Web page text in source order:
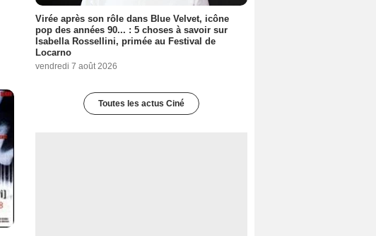
Virée après son rôle dans Blue Velvet, icône
pop des années 90... : 5 choses à savoir sur
Isabella Rossellini, primée au Festival de
Locarno
vendredi 7 août 2026
Toutes les actus Ciné